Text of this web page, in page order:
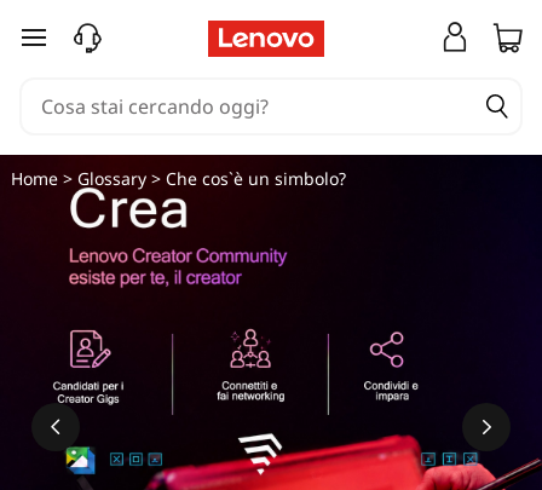
C
c
passa a contenuto principale
Home> Glossary> Che cos`è un simbolo?